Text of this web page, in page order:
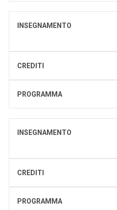
INSEGNAMENTO
CREDITI
PROGRAMMA
INSEGNAMENTO
CREDITI
PROGRAMMA